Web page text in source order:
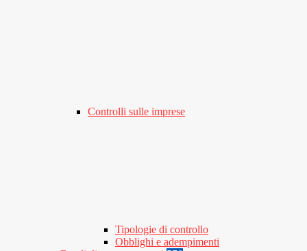
Controlli sulle imprese
Tipologie di controllo
Obblighi e adempimenti